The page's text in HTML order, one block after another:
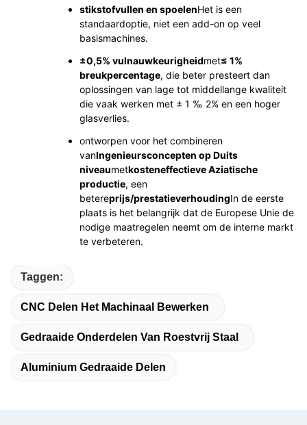
stikstofvullen en spoelenHet is een
standaardoptie, niet een add-on op veel
basismachines.
±0,5% vulnauwkeurigheidmet≤ 1%
breukpercentage, die beter presteert dan
oplossingen van lage tot middellange kwaliteit
die vaak werken met ± 1 ‰ 2% en een hoger
glasverlies.
ontworpen voor het combineren
vanIngenieursconcepten op Duits
niveaumetkosteneffectieve Aziatische
productie, een
betereprijs/prestatieverhoudingIn de eerste
plaats is het belangrijk dat de Europese Unie de
nodige maatregelen neemt om de interne markt
te verbeteren.
Taggen:
CNC Delen Het Machinaal Bewerken
Gedraaide Onderdelen Van Roestvrij Staal
Aluminium Gedraaide Delen